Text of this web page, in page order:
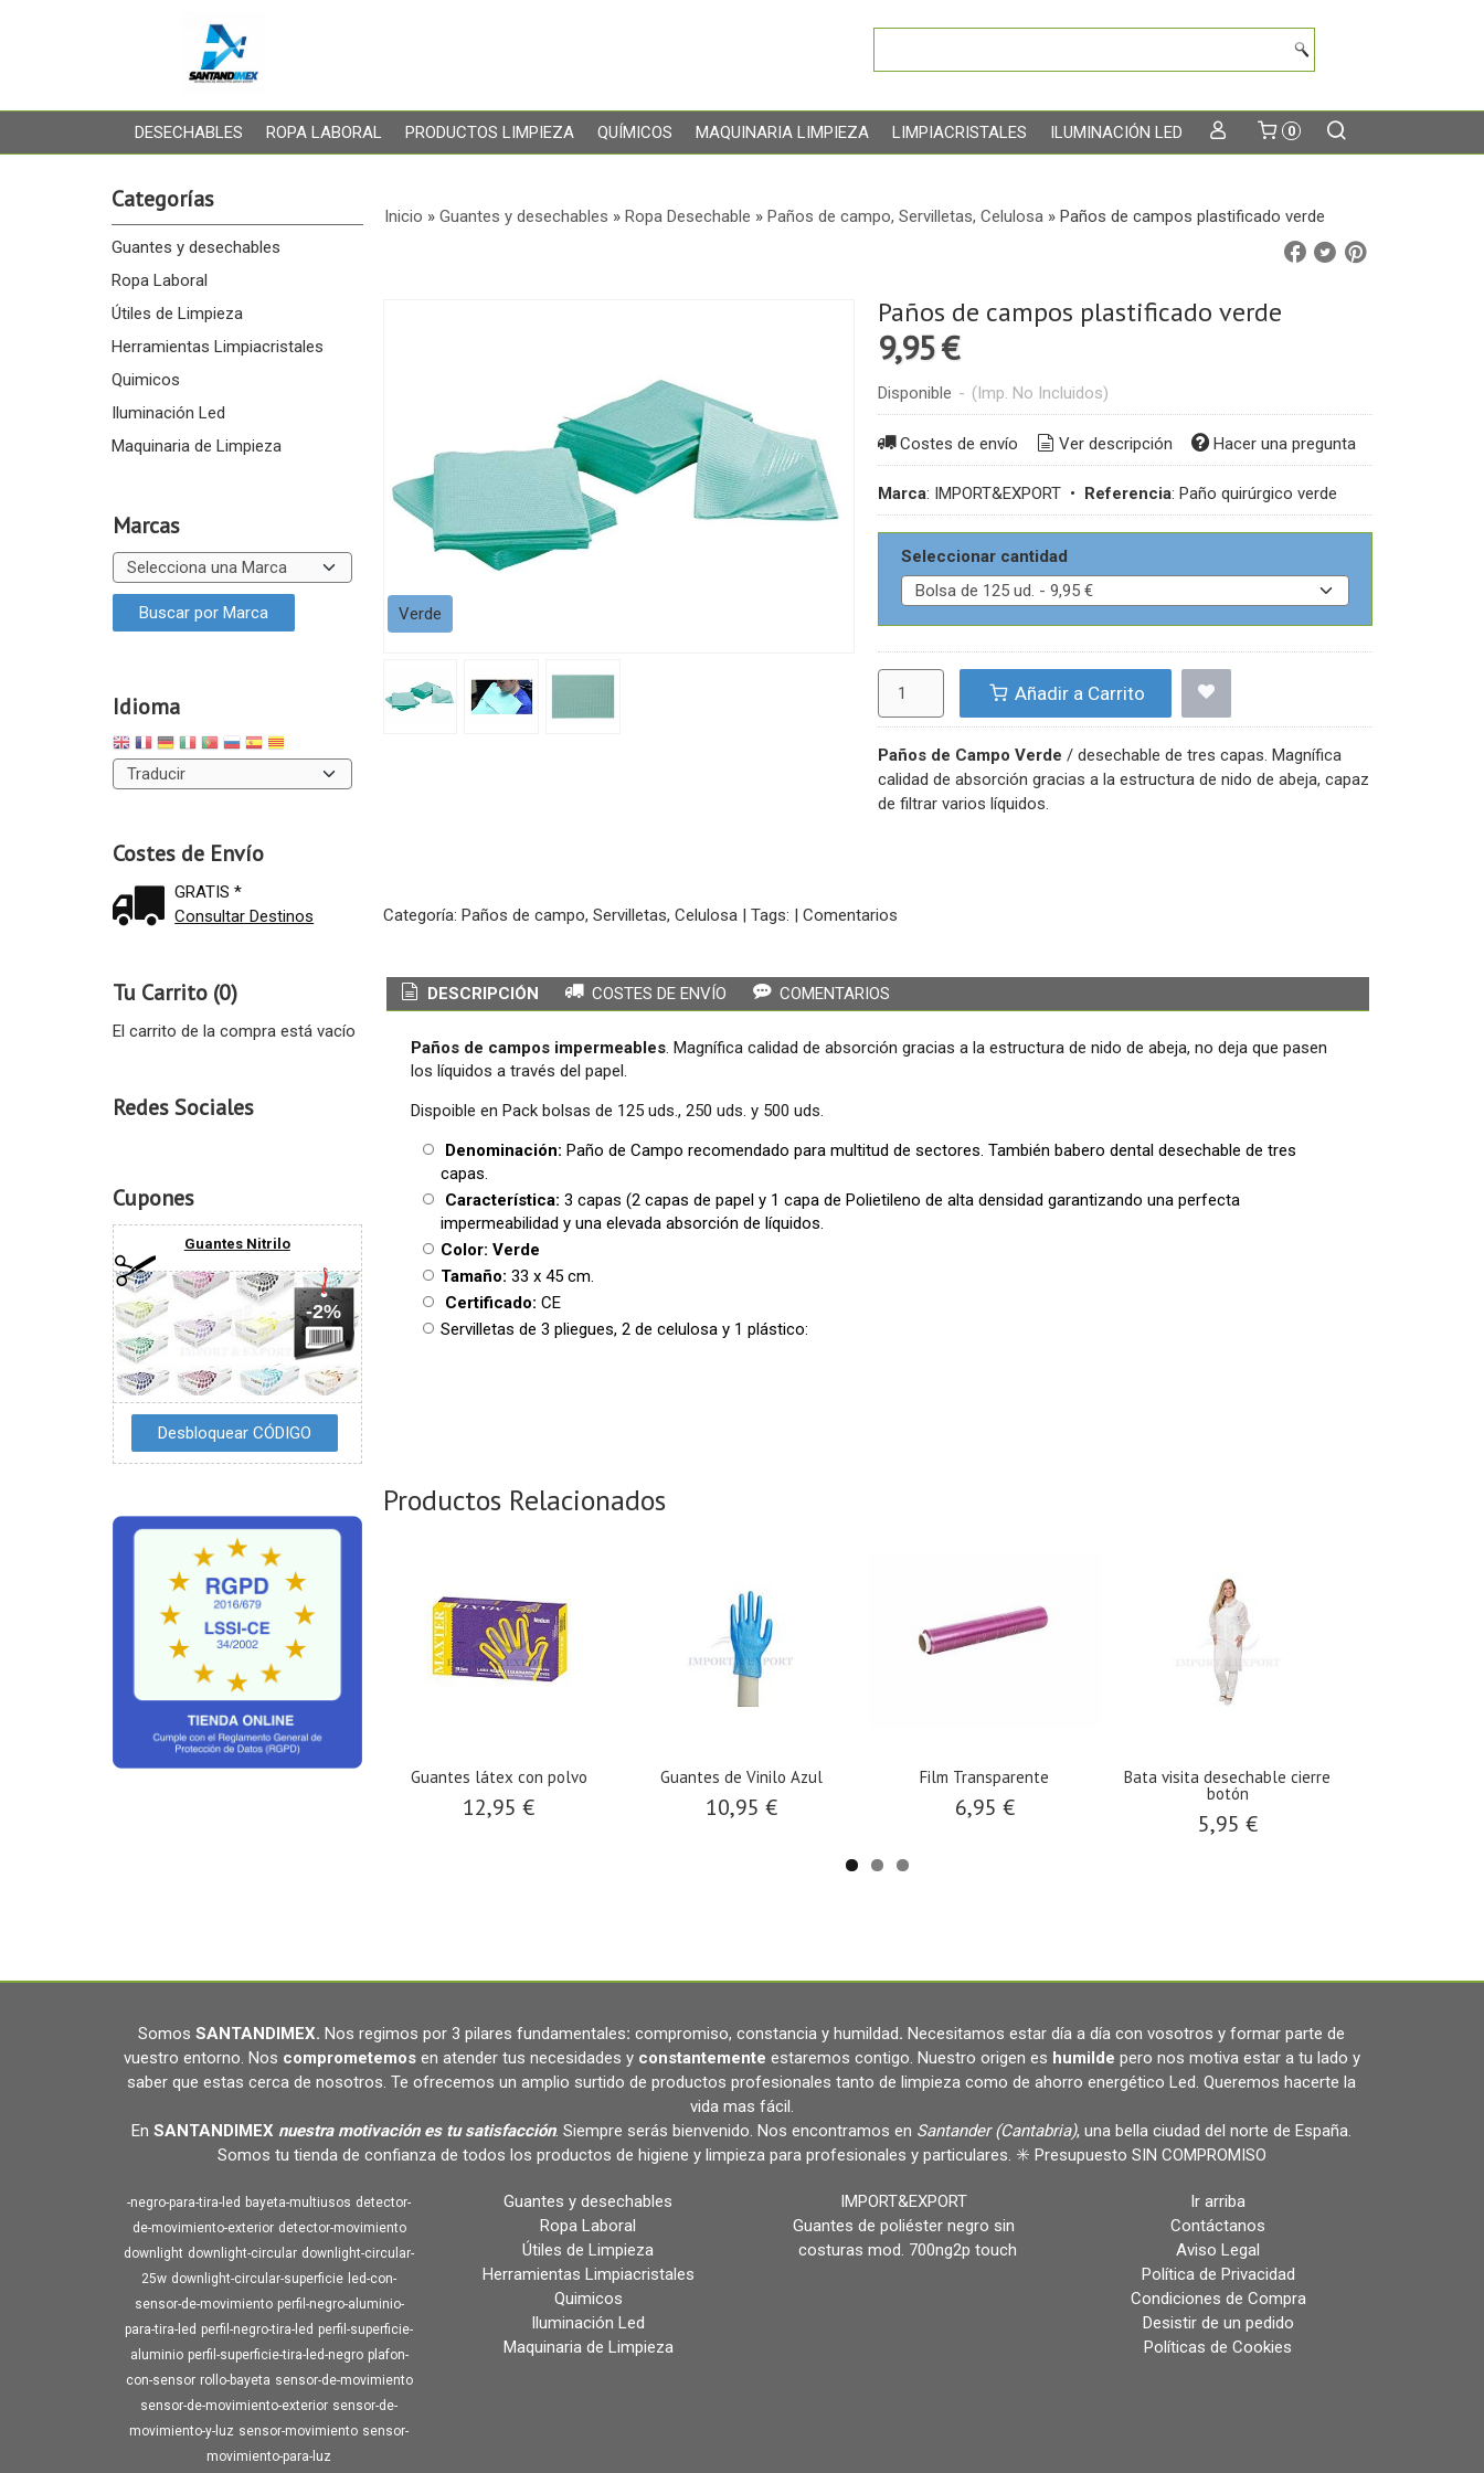
DESECHABLES ROPA LABORAL PRODUCTOS LIMPIEZA QUÍMICOS MAQUINARIA LIMPIEZA LIMPIACRISTALES ILUMINACIÓN LED 0
Categorías
Guantes y desechables
Ropa Laboral
Útiles de Limpieza
Herramientas Limpiacristales
Quimicos
Iluminación Led
Maquinaria de Limpieza
Marcas
Idioma
Costes de Envío
GRATIS *
Consultar Destinos
Tu Carrito (0)
El carrito de la compra está vacío
Redes Sociales
Cupones
Guantes Nitrilo
-2%
Inicio » Guantes y desechables » Ropa Desechable » Paños de campo, Servilletas, Celulosa» Paños de campos plastificado verde
Verde
Paños de campos plastificado verde
9,95 €
Disponible - (Imp. No Incluidos)
Costes de envío Ver descripción Hacer una pregunta
Marca: IMPORT&EXPORT• Referencia: Paño quirúrgico verde
Seleccionar cantidad
Añadir a Carrito
Paños de Campo Verde / desechable de tres capas. Magnífica
calidad de absorción gracias a la estructura de nido de abeja, capaz
de filtrar varios líquidos.
Categoría: Paños de campo, Servilletas, Celulosa| Tags: | Comentarios
DESCRIPCIÓN COSTES DE ENVÍO COMENTARIOS
Paños de campos impermeables . Magnífica calidad de absorción gracias a la estructura de nido de abeja, no deja que pasen
los líquidos a través del papel.
Dispoible en Pack bolsas de 125 uds., 250 uds. y 500 uds.
Denominación: Paño de Campo recomendado para multitud de sectores. También babero dental desechable de tres
capas.
Característica:3 capas (2 capas de papel y 1 capa de Polietileno de alta densidad garantizando una perfecta
impermeabilidad y una elevada absorción de líquidos.
Color: Verde
Tamaño: 33 x 45 cm.
Certificado: CE
Servilletas de 3 pliegues, 2 de celulosa y 1 plástico:
Productos Relacionados
Guantes látex con polvo
12,95 €
Guantes de Vinilo Azul
10,95 €
Film Transparente
6,95 €
Bata visita desechable cierre
botón
5,95 €
Somos SANTANDIMEX.Nos regimos por 3 pilares fundamentales:compromiso, constancia y humildad.Necesitamos estar día a día con vosotros y formar parte de
vuestro entorno. Nos comprometemos en atender tus necesidades y constantemente estaremos contigo. Nuestro origen es humilde pero nos motiva estar a tu lado y
saber que estas cerca de nosotros. Te ofrecemos un amplio surtido de productos profesionales tanto de limpieza como de ahorro energético Led. Queremos hacerte la
vida mas fácil.
EnSANTANDIMEX nuestra motivación es tu satisfacción. Siempre serás bienvenido. Nos encontramos en Santander (Cantabria), una bella ciudad del norte de España.
Somos tu tienda de confianza de todos los productos de higiene y limpieza para profesionales y particulares. ✳️ Presupuesto SIN COMPROMISO
-negro-para-tira-led bayeta-multiusos detector-
de-movimiento-exterior detector-movimiento
downlight downlight-circular downlight-circular-
25w downlight-circular-superficie led-con-
sensor-de-movimiento perfil-negro-aluminio-
para-tira-led perfil-negro-tira-led perfil-superficie-
aluminio perfil-superficie-tira-led-negro plafon-
con-sensor rollo-bayeta sensor-de-movimiento
sensor-de-movimiento-exterior sensor-de-
movimiento-y-luz sensor-movimiento sensor-
movimiento-para-luz
Guantes y desechables
Ropa Laboral
Útiles de Limpieza
Herramientas Limpiacristales
Quimicos
Iluminación Led
Maquinaria de Limpieza
IMPORT&EXPORT
Guantes de poliéster negro sin
costuras mod. 700ng2p touch
Ir arriba
Contáctanos
Aviso Legal
Política de Privacidad
Condiciones de Compra
Desistir de un pedido
Políticas de Cookies